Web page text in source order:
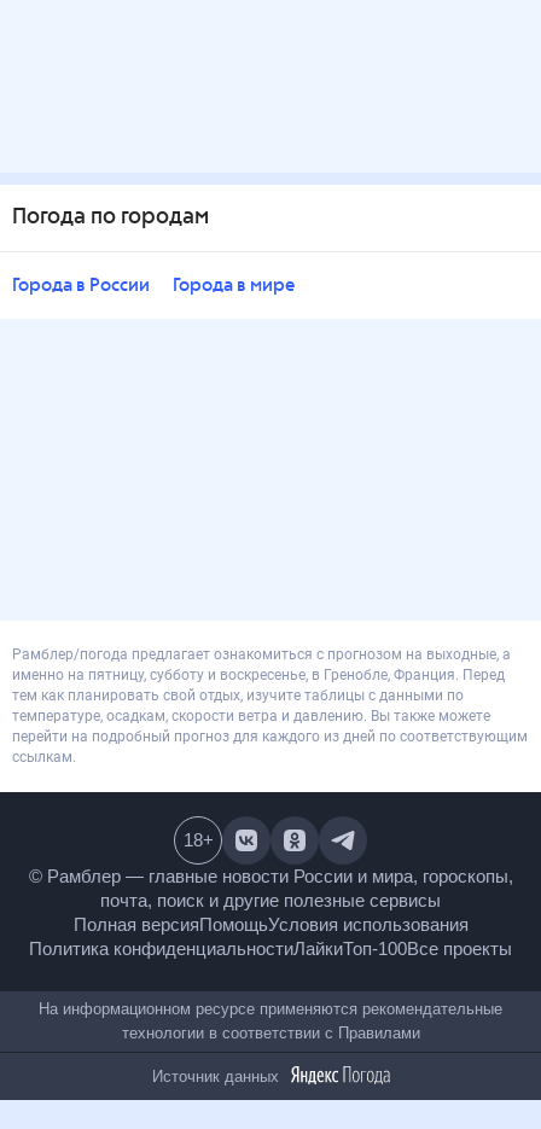
Погода по городам
Города в России Города в мире
Рамблер/погода предлагает ознакомиться с прогнозом на выходные, а
именно на пятницу, субботу и воскресенье, в Гренобле, Франция. Перед
тем как планировать свой отдых, изучите таблицы с данными по
температуре, осадкам, скорости ветра и давлению. Вы также можете
перейти на подробный прогноз для каждого из дней по соответствующим
ссылкам.
© Рамблер — главные новости России и мира,
гороскопы, почта, поиск и другие полезные сервисы
Полная версияПомощьУсловия использования
Политика конфиденциальностиЛайкиТоп-100
18+
На информационном ресурсе применяются
рекомендательные технологии в соответствии сПравилами
Источник данных